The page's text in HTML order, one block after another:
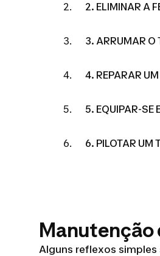
2. ELIMINAR A
3. ARRUMAR O
4. REPARAR
5. EQUIPAR-SE
6. PILOTAR UM
Manutenção
Alguns reflexos